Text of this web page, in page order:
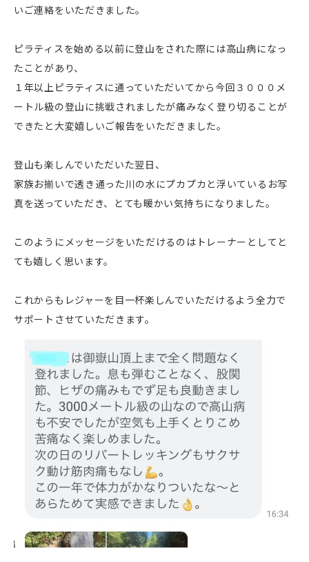
いご連絡をいただきました。
ピラティスを始める以前に登山をされた際には高山病になっ
たことがあり、
１年以上ピラティスに通っていただいてから今回３０００メ
ートル級の登山に挑戦されましたが痛みなく登り切ることが
できたと大変嬉しいご報告をいただきました。
登山も楽しんでいただいた翌日、
家族お揃いで透き通った川の水にプカプカと浮いているお写
真を送っていただき、とても暖かい気持ちになりました。
このようにメッセージをいただけるのはトレーナーとしてと
ても嬉しく思います。
これからもレジャーを目一杯楽しんでいただけるよう全力で
サポートさせていただきます。